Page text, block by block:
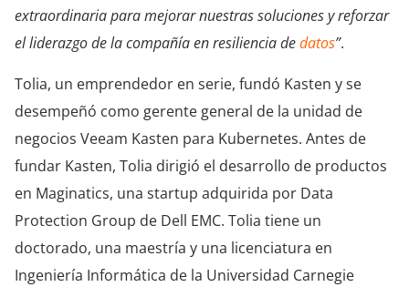
extraordinaria para mejorar nuestras soluciones y reforzar
el liderazgo de la compañía en resiliencia dedatos”.
Tolia, un emprendedor en serie, fundó Kasten y se
desempeñó como gerente general de la unidad de
negocios Veeam Kasten para Kubernetes. Antes de
fundar Kasten, Tolia dirigió el desarrollo de productos
en Maginatics, una startup adquirida por Data
Protection Group de Dell EMC. Tolia tiene un
doctorado, una maestría y una licenciatura en
Ingeniería Informática de la Universidad Carnegie